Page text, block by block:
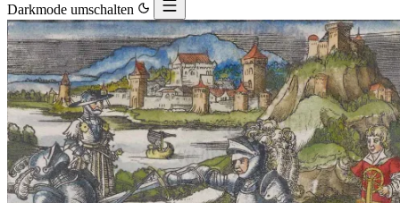
Darkmode umschalten